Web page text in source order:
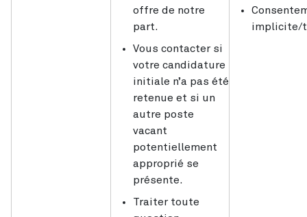
offre de notre
part.
Vous contacter si
votre candidature
initiale n’a pas été
retenue et si un
autre poste
vacant
potentiellement
approprié se
présente.
Traiter toute
implicite/